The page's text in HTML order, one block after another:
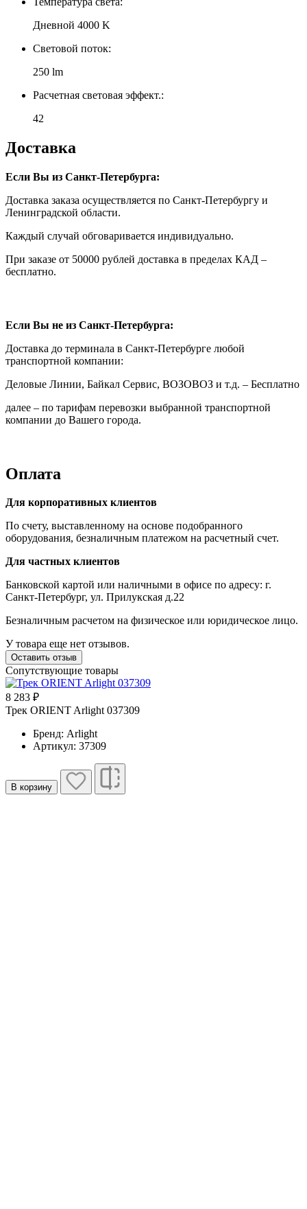
Дневной 4000 K
Световой поток:
250 lm
Расчетная световая эффект.:
42
Доставка
Если Вы из Санкт-Петербурга:
Доставка заказа осуществляется по Санкт-Петербургу и
Ленинградской области.
Каждый случай обговаривается индивидуально.
При заказе от 50000 рублей доставка в пределах КАД –
бесплатно.
Если Вы не из Санкт-Петербурга:
Доставка до терминала в Санкт-Петербурге любой
транспортной компании:
Деловые Линии, Байкал Сервис, ВОЗОВОЗ и т.д. – Бесплатно
далее – по тарифам перевозки выбранной транспортной
компании до Вашего города.
Оплата
Для корпоративных клиентов
По счету, выставленному на основе подобранного
оборудования, безналичным платежом на расчетный счет.
Для частных клиентов
Банковской картой или наличными в офисе по адресу: г.
Санкт-Петербург, ул. Прилукская д.22
Безналичным расчетом на физическое или юридическое лицо.
У товара еще нет отзывов.
Оставить отзыв
Сопутствующие товары
8 283 ₽
Трек ORIENT Arlight 037309
Бренд: Arlight
Артикул: 37309
В корзину